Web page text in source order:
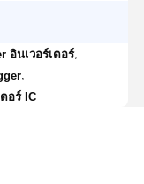
อินเวอร์เตอร์,
อร์ IC